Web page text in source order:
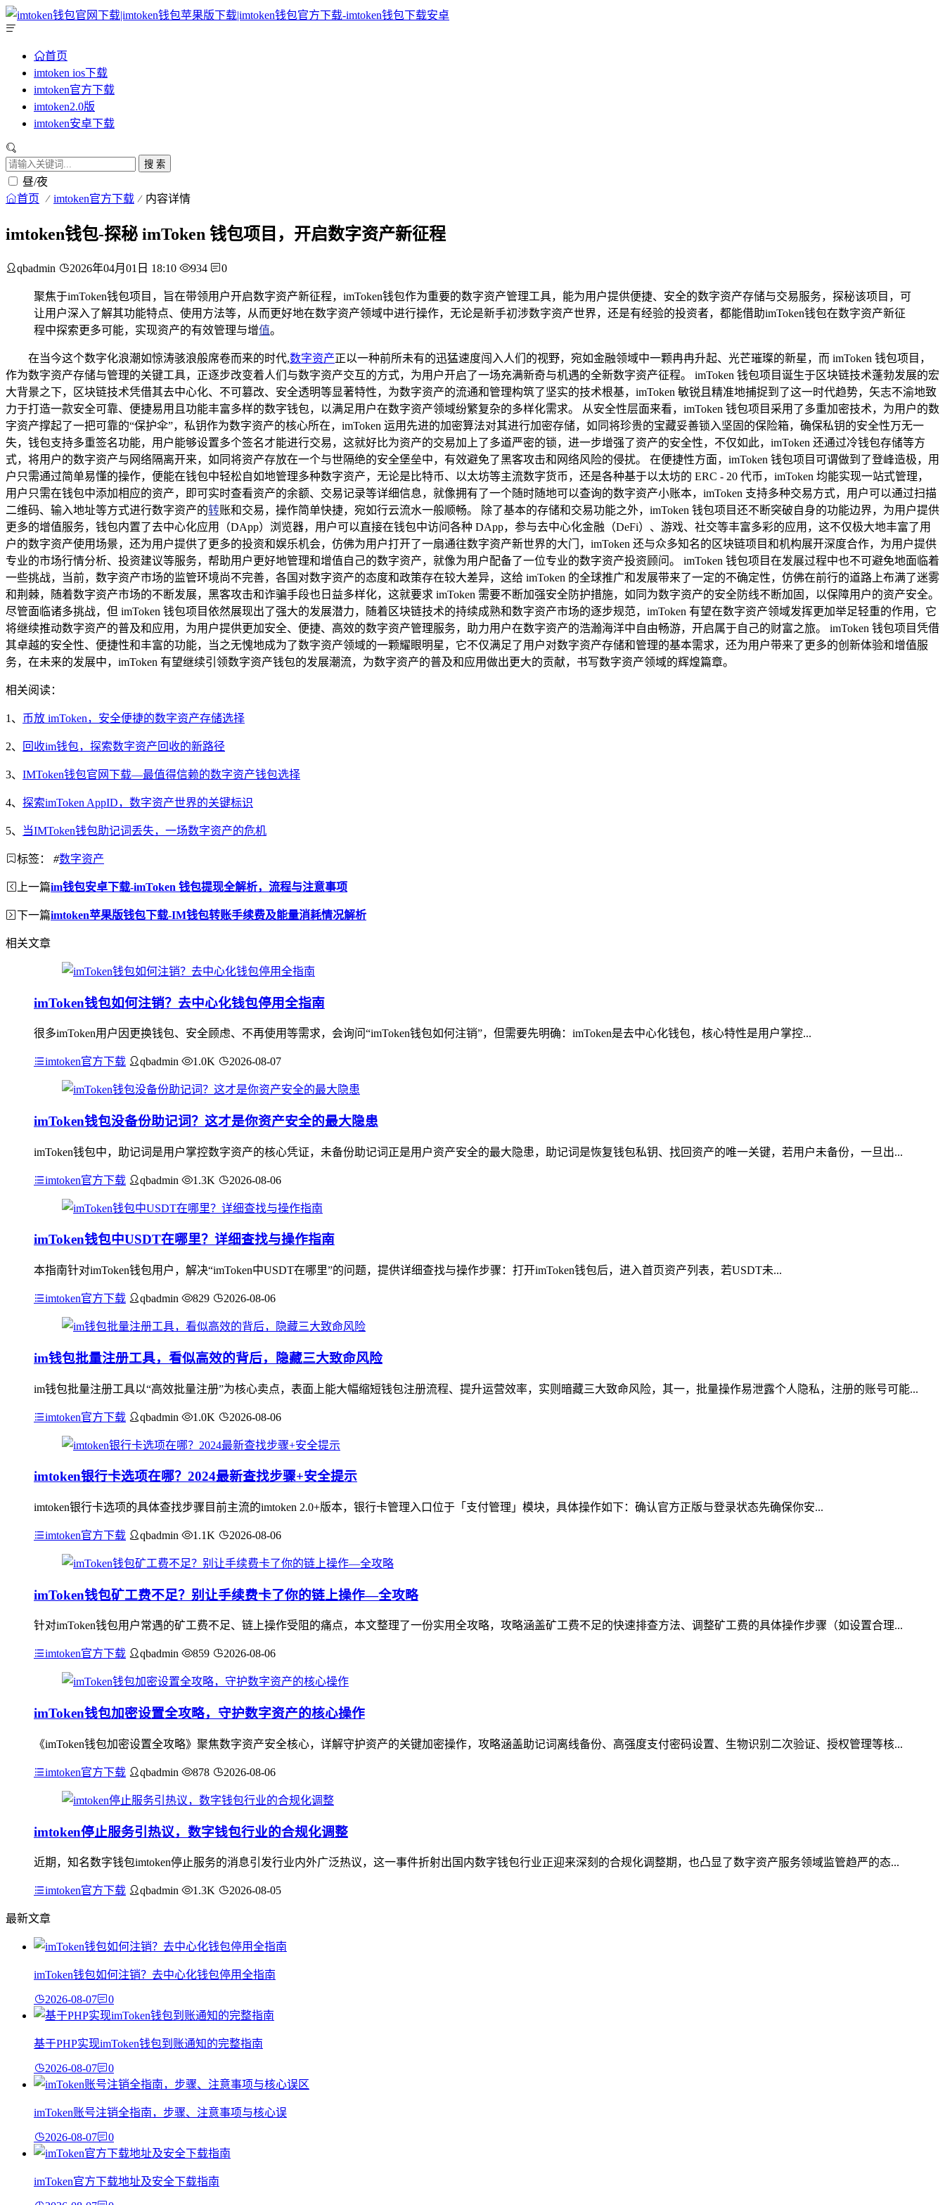
首页
imtoken ios下载
imtoken官方下载
imtoken2.0版
imtoken安卓下载
搜 索
昼/夜
首页 imtoken官方下载 内容详情
imtoken钱包-探秘 imToken 钱包项目，开启数字资产新征程
qbadmin 2026年04月01日 18:10 934 0
聚焦于imToken钱包项目，旨在带领用户开启数字资产新征程，imToken钱包作为重要的数字资产管理工具，能为用户提供便捷、安全的数字资产存储与交易服务，探秘该项目，可
让用户深入了解其功能特点、使用方法等，从而更好地在数字资产领域中进行操作，无论是新手初涉数字资产世界，还是有经验的投资者，都能借助imToken钱包在数字资产新征
程中探索更多可能，实现资产的有效管理与增值。
在当今这个数字化浪潮如惊涛骇浪般席卷而来的时代,数字资产正以一种前所未有的迅猛速度闯入人们的视野，宛如金融领域中一颗冉冉升起、光芒璀璨的新星，而 imToken 钱包项目，
作为数字资产存储与管理的关键工具，正逐步改变着人们与数字资产交互的方式，为用户开启了一场充满新奇与机遇的全新数字资产征程。 imToken 钱包项目诞生于区块链技术蓬勃发展的宏
大背景之下，区块链技术凭借其去中心化、不可篡改、安全透明等显著特性，为数字资产的流通和管理构筑了坚实的技术根基，imToken 敏锐且精准地捕捉到了这一时代趋势，矢志不渝地致
力于打造一款安全可靠、便捷易用且功能丰富多样的数字钱包，以满足用户在数字资产领域纷繁复杂的多样化需求。 从安全性层面来看，imToken 钱包项目采用了多重加密技术，为用户的数
字资产撑起了一把可靠的“保护伞”，私钥作为数字资产的核心所在，imToken 运用先进的加密算法对其进行加密存储，如同将珍贵的宝藏妥善锁入坚固的保险箱，确保私钥的安全性万无一
失，钱包支持多重签名功能，用户能够设置多个签名才能进行交易，这就好比为资产的交易加上了多道严密的锁，进一步增强了资产的安全性，不仅如此，imToken 还通过冷钱包存储等方
式，将用户的数字资产与网络隔离开来，如同将资产存放在一个与世隔绝的安全堡垒中，有效避免了黑客攻击和网络风险的侵扰。 在便捷性方面，imToken 钱包项目可谓做到了登峰造极，用
户只需通过简单易懂的操作，便能在钱包中轻松自如地管理多种数字资产，无论是比特币、以太坊等主流数字货币，还是各种基于以太坊的 ERC - 20 代币，imToken 均能实现一站式管理，
用户只需在钱包中添加相应的资产，即可实时查看资产的余额、交易记录等详细信息，就像拥有了一个随时随地可以查询的数字资产小账本，imToken 支持多种交易方式，用户可以通过扫描
二维码、输入地址等方式进行数字资产的转账和交易，操作简单快捷，宛如行云流水一般顺畅。 除了基本的存储和交易功能之外，imToken 钱包项目还不断突破自身的功能边界，为用户提供
更多的增值服务，钱包内置了去中心化应用（DApp）浏览器，用户可以直接在钱包中访问各种 DApp，参与去中心化金融（DeFi）、游戏、社交等丰富多彩的应用，这不仅极大地丰富了用
户的数字资产使用场景，还为用户提供了更多的投资和娱乐机会，仿佛为用户打开了一扇通往数字资产新世界的大门，imToken 还与众多知名的区块链项目和机构展开深度合作，为用户提供
专业的市场行情分析、投资建议等服务，帮助用户更好地管理和增值自己的数字资产，就像为用户配备了一位专业的数字资产投资顾问。 imToken 钱包项目在发展过程中也不可避免地面临着
一些挑战，当前，数字资产市场的监管环境尚不完善，各国对数字资产的态度和政策存在较大差异，这给 imToken 的全球推广和发展带来了一定的不确定性，仿佛在前行的道路上布满了迷雾
和荆棘，随着数字资产市场的不断发展，黑客攻击和诈骗手段也日益多样化，这就要求 imToken 需要不断加强安全防护措施，如同为数字资产的安全防线不断加固，以保障用户的资产安全。
尽管面临诸多挑战，但 imToken 钱包项目依然展现出了强大的发展潜力，随着区块链技术的持续成熟和数字资产市场的逐步规范，imToken 有望在数字资产领域发挥更加举足轻重的作用，它
将继续推动数字资产的普及和应用，为用户提供更加安全、便捷、高效的数字资产管理服务，助力用户在数字资产的浩瀚海洋中自由畅游，开启属于自己的财富之旅。 imToken 钱包项目凭借
其卓越的安全性、便捷性和丰富的功能，当之无愧地成为了数字资产领域的一颗耀眼明星，它不仅满足了用户对数字资产存储和管理的基本需求，还为用户带来了更多的创新体验和增值服
务，在未来的发展中，imToken 有望继续引领数字资产钱包的发展潮流，为数字资产的普及和应用做出更大的贡献，书写数字资产领域的辉煌篇章。
相关阅读：
1、 币放 imToken，安全便捷的数字资产存储选择
2、 回收im钱包，探索数字资产回收的新路径
3、 IMToken钱包官网下载—最值得信赖的数字资产钱包选择
4、 探索imToken AppID，数字资产世界的关键标识
5、 当IMToken钱包助记词丢失，一场数字资产的危机
标签： #数字资产
上一篇im钱包安卓下载-imToken 钱包提现全解析，流程与注意事项
下一篇imtoken苹果版钱包下载-IM钱包转账手续费及能量消耗情况解析
相关文章
imToken钱包如何注销？去中心化钱包停用全指南
很多imToken用户因更换钱包、安全顾虑、不再使用等需求，会询问“imToken钱包如何注销”，但需要先明确：imToken是去中心化钱包，核心特性是用户掌控...
imtoken官方下载 qbadmin 1.0K 2026-08-07
imToken钱包没备份助记词？这才是你资产安全的最大隐患
imToken钱包中，助记词是用户掌控数字资产的核心凭证，未备份助记词正是用户资产安全的最大隐患，助记词是恢复钱包私钥、找回资产的唯一关键，若用户未备份，一旦出...
imtoken官方下载 qbadmin 1.3K 2026-08-06
imToken钱包中USDT在哪里？详细查找与操作指南
本指南针对imToken钱包用户，解决“imToken中USDT在哪里”的问题，提供详细查找与操作步骤：打开imToken钱包后，进入首页资产列表，若USDT未...
imtoken官方下载 qbadmin 829 2026-08-06
im钱包批量注册工具，看似高效的背后，隐藏三大致命风险
im钱包批量注册工具以“高效批量注册”为核心卖点，表面上能大幅缩短钱包注册流程、提升运营效率，实则暗藏三大致命风险，其一，批量操作易泄露个人隐私，注册的账号可能...
imtoken官方下载 qbadmin 1.0K 2026-08-06
imtoken银行卡选项在哪？2024最新查找步骤+安全提示
imtoken银行卡选项的具体查找步骤目前主流的imtoken 2.0+版本，银行卡管理入口位于「支付管理」模块，具体操作如下：确认官方正版与登录状态先确保你安...
imtoken官方下载 qbadmin 1.1K 2026-08-06
imToken钱包矿工费不足？别让手续费卡了你的链上操作—全攻略
针对imToken钱包用户常遇的矿工费不足、链上操作受阻的痛点，本文整理了一份实用全攻略，攻略涵盖矿工费不足的快速排查方法、调整矿工费的具体操作步骤（如设置合理...
imtoken官方下载 qbadmin 859 2026-08-06
imToken钱包加密设置全攻略，守护数字资产的核心操作
《imToken钱包加密设置全攻略》聚焦数字资产安全核心，详解守护资产的关键加密操作，攻略涵盖助记词离线备份、高强度支付密码设置、生物识别二次验证、授权管理等核...
imtoken官方下载 qbadmin 878 2026-08-06
imtoken停止服务引热议，数字钱包行业的合规化调整
近期，知名数字钱包imtoken停止服务的消息引发行业内外广泛热议，这一事件折射出国内数字钱包行业正迎来深刻的合规化调整期，也凸显了数字资产服务领域监管趋严的态...
imtoken官方下载 qbadmin 1.3K 2026-08-05
最新文章
imToken钱包如何注销？去中心化钱包停用全指南
2026-08-07 0
基于PHP实现imToken钱包到账通知的完整指南
2026-08-07 0
imToken账号注销全指南，步骤、注意事项与核心误
2026-08-07 0
imToken官方下载地址及安全下载指南